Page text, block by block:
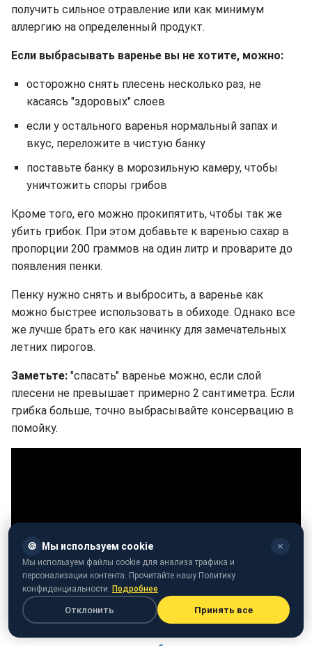
получить сильное отравление или как минимум
аллергию на определенный продукт.
Если выбрасывать варенье вы не хотите, можно:
осторожно снять плесень несколько раз, не
касаясь "здоровых" слоев
если у остального варенья нормальный запах и
вкус, переложите в чистую банку
поставьте банку в морозильную камеру, чтобы
уничтожить споры грибов
Кроме того, его можно прокипятить, чтобы так же
убить грибок. При этом добавьте к варенью сахар в
пропорции 200 граммов на один литр и проварите до
появления пенки.
Пенку нужно снять и выбросить, а варенье как
можно быстрее использовать в обиходе. Однако все
же лучше брать его как начинку для замечательных
летних пирогов.
Заметьте: "спасать" варенье можно, если слой
плесени не превышает примерно 2 сантиметра. Если
грибка больше, точно выбрасывайте консервацию в
помойку.
Раньше мы рассказывали,
🍪 Мы используем cookie ✕
Мы используем файлы cookie для анализа трафика и
персонализации контента. Прочитайте нашу Политику
конфиденциальности. Подробнее
Отклонить Принять все